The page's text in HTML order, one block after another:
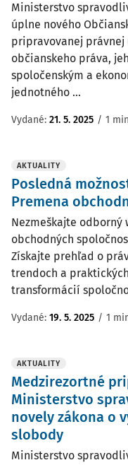
Ministerstvo
úplne nového
pripravovanej
občianskeho práva,
spoločenským a
jednotného ...
Vydané: 21. 5. 2025 / 1
AKTUALITY
Posledná
Premena
Nezmeškajte odborný
obchodných
Získajte prehľad o
trendoch a
transformácií
Vydané: 19. 5. 2025 / 1
AKTUALITY
Medzirezortné
Ministerstvo
novely zákona o
slobody
Ministerstvo